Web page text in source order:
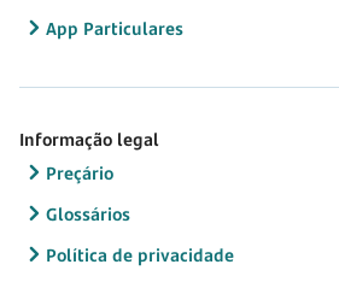
App Particulares
Informação legal
Preçário
Glossários
Política de privacidade